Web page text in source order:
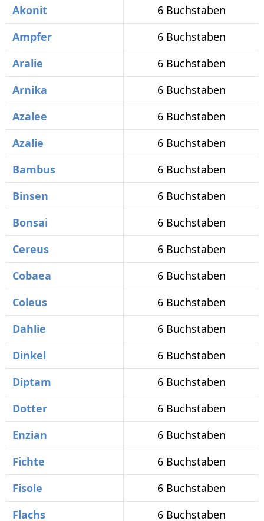
Akonit
6 Buchstaben
Ampfer
6 Buchstaben
Aralie
6 Buchstaben
Arnika
6 Buchstaben
Azalee
6 Buchstaben
Azalie
6 Buchstaben
Bambus
6 Buchstaben
Binsen
6 Buchstaben
Bonsai
6 Buchstaben
Cereus
6 Buchstaben
Cobaea
6 Buchstaben
Coleus
6 Buchstaben
Dahlie
6 Buchstaben
Dinkel
6 Buchstaben
Diptam
6 Buchstaben
Dotter
6 Buchstaben
Enzian
6 Buchstaben
Fichte
6 Buchstaben
Fisole
6 Buchstaben
Flachs
6 Buchstaben